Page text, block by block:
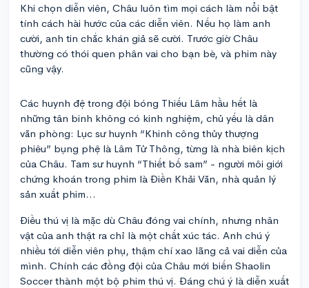
Khi chọn diễn viên, Châu luôn tìm mọi cách làm nổi bật
tính cách hài hước của các diễn viên. Nếu họ làm anh
cười, anh tin chắc khán giả sẽ cười. Trước giờ Châu
thường có thói quen phân vai cho bạn bè, và phim này
cũng vậy.
Các huynh đệ trong đội bóng Thiếu Lâm hầu hết là
những tân binh không có kinh nghiệm, chủ yếu là dân
văn phòng: Lục sư huynh “Khinh công thủy thượng
phiêu” bụng phệ là Lâm Tử Thông, từng là nhà biên kịch
của Châu. Tam sư huynh “Thiết bố sam” - người môi giới
chứng khoán trong phim là Điền Khải Văn, nhà quản lý
sản xuất phim…
Điều thú vị là mặc dù Châu đóng vai chính, nhưng nhân
vật của anh thật ra chỉ là một chất xúc tác. Anh chú ý
nhiều tới diễn viên phụ, thậm chí xao lãng cả vai diễn của
mình. Chính các đồng đội của Châu mới biến Shaolin
Soccer thành một bộ phim thú vị. Đáng chú ý là diễn xuất